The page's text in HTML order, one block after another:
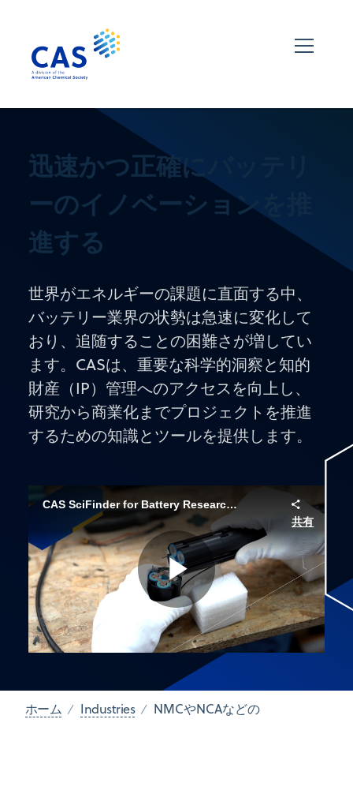
迅速かつ正確にバッテリ
ーのイノベーションを推
進する
世界がエネルギーの課題に直面する中、
バッテリー業界の状勢は急速に変化して
おり、追随することの困難さが増してい
ます。CASは、重要な科学的洞察と知的
財産（IP）管理へのアクセスを向上し、
研究から商業化までプロジェクトを推進
するための知識とツールを提供します。
CAS SciFinder for Battery Research & Development
共有
Play
Video
ホーム Industries NMCやNCAなどの